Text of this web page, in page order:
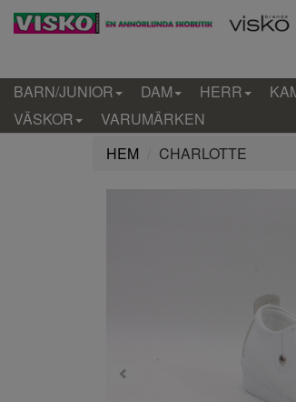
BARN/JUNIOR DAM HERR
VÄSKOR
VARUMÄRKEN
HEM
CHARLOTTE